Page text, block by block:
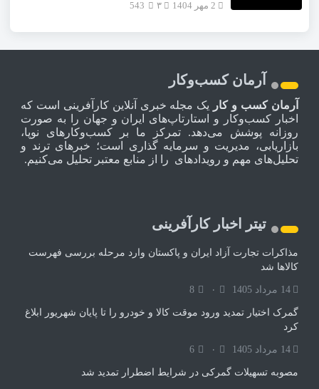
2 مهر 1404 543
آرمان کسب‌وکار
آرمان کسب و کار
یک مجله خبری آنلاین کارآفرینی است که
اخبار کسب‌وکار و استارتاپ‌های ایران و جهان را به صورت
روزانه پوشش می‌دهد. تمرکز ما بر کسب‌وکارهای نوپا،
بازاریابی، مدیریت و سرمایه گذاری است؛ خبرهای ترند و
تحلیل‌های مهم و رویدادهای را از منابع معتبر تحلیل می‌کنیم.
تیتر اخبار کارآفرینی
مذاکرات تجارت آزاد ایران و پاکستان وارد مرحله بررسی فهرست
کالاها شد
14 مرداد 1405 8
گمرک اختیار تمدید ورود موقت کالا و خودرو را تا پایان شهریور ابلاغ
کرد
14 مرداد 1405 6
مصوبه تسهیلات گمرکی در شرایط اضطرار تمدید شد